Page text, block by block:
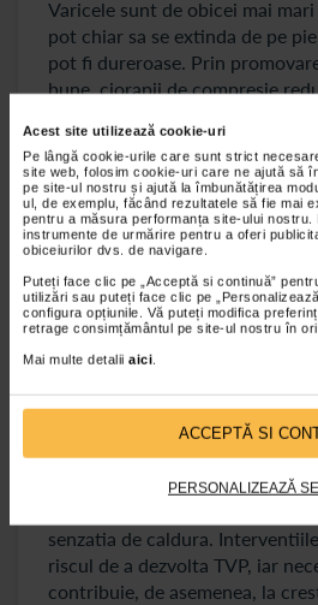
Acest site utilizează cookie-uri
Pe lângă cookie-urile care sunt strict
site web, folosim cookie-uri care ne ajută să
pe site-ul nostru și ajută la îmbunătățirea
ul, de exemplu, făcând rezultatele să fie mai
pentru a măsura performanța site-ului
instrumente de urmărire pentru a oferi
obiceiurilor dvs. de navigare.
Puteți face clic pe „Acceptă si continuă”
utilizări sau puteți face clic pe
configura opțiunile. Vă puteți modifica
retrage consimțământul pe site-ul nostru în
Mai multe detalii aici
ACCEPTĂ SI
PERSONALIZEAZĂ
Varicele sunt de obicei mai
pot chiar sa se extinda de pe
pot fi dureroase. Prin
bune, ciorapii de compresie
operatie.
4. Descurajeaza
venoasa profunda
Tromboza venoasa profunda
grava care apare atunci cand un
formeaza adanc in vene. Astfel
manifesta si in alte vene
cheagul de sange se rupe si
provoca probleme severe in
embolie pulmonara. Semnele
senzatia de caldura.
riscul de a dezvolta TVP, iar
contribuie, de asemenea, la